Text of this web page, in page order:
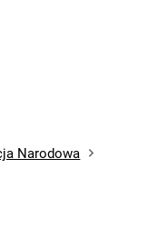
Narodowa